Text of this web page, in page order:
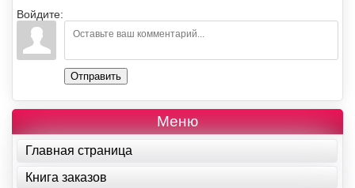
Войдите:
Отправить
Меню
Главная страница
Книга заказов